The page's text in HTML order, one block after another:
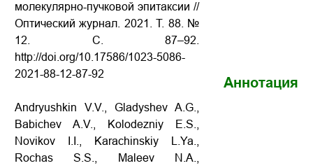
молекулярно-пучковой эпитаксии //
Оптический журнал. 2021. Т. 88. №
12. С. 87–92.
http://doi.org/10.17586/1023-5086-
2021-88-12-87-92
Andryushkin V.V., Gladyshev A.G.,
Babichev A.V., Kolodezniy E.S.,
Novikov I.I., Karachinskiy L.Ya.,
Rochas S.S., Maleev N.A.,
Аннотация